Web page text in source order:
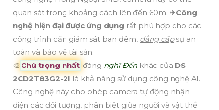
quan sát trong khoảng cách lên đến 60m. ✈Công
nghệ hiện đại được ứng dụng rất phù hợp cho các
công trình cần giám sát ban đêm, đẳng cấpsự an
toàn và bảo vệ tài sản.
🎨 Chú trọng nhất đáng nghĩ Đến khác của DS-
2CD2T83G2-2Ilà khả năng sử dụng công nghệ AI.
Công nghệ này cho phép camera tự động nhận
diện các đối tượng, phân biệt giữa người và vật thể